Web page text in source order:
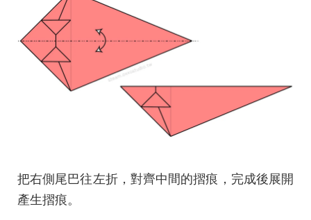
把右側尾巴往左折，對齊中間的摺痕，完成後展開
產生摺痕。